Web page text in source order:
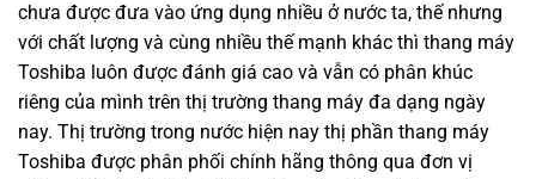
chưa được đưa vào ứng dụng nhiều ở nước ta, thế nhưng
với chất lượng và cùng nhiều thế mạnh khác thì thang máy
Toshiba luôn được đánh giá cao và vẫn có phân khúc
riêng của mình trên thị trường thang máy đa dạng ngày
nay. Thị trường trong nước hiện nay thị phần thang máy
Toshiba được phân phối chính hãng thông qua đơn vị